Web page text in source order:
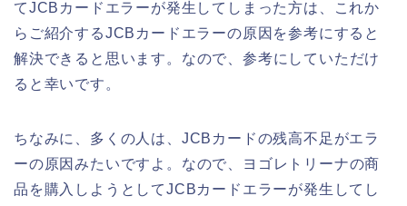
てJCBカードエラーが発生してしまった方は、これか
らご紹介するJCBカードエラーの原因を参考にすると
解決できると思います。なので、参考にしていただけ
ると幸いです。
ちなみに、多くの人は、JCBカードの残高不足がエラ
ーの原因みたいですよ。なので、ヨゴレトリーナの商
品を購入しようとしてJCBカードエラーが発生してし